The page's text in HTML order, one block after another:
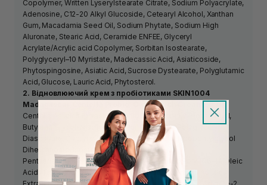
Copolymer, Written Lyserylstearate Citrate, Sodium Polyacrylate,
Adenosine, C12-20 Alkyl Glucoside, Cetearyl Alcohol, Xanthan
Gum, Macadamia Seed Oil, Sodium Phytate, Sodium High
Aluronate, Stearic Acid, Ceramide ENFEE, Glyceryl
Acrylate/Acrylic acid Copolymer, Sorbitan Isostearate,
Polyglyceryl–10 Myristate, Madecassic Acid, Asiaticoside,
Phytospingosine, Asiatic Acid, Sucrose Dystearate, Polyglutamic
Acid, Glucose, Lauric Acid, Phytosterol.
2. Відновлюючий крем з пробіотиками SKIN1004
Madagascar Centella Probio-Cica Enrich Cream 50 мл
Centella Asiatica Extract, Glycerin, Diglycerin, 1,2-Hexanediol,
Butylene Glycol, Niacinamide, Purified Water, Polyglyceryl-3
Diastearate, Caprylic/Caprictriglyceride Acid, Neopentylglycol
Diheptanoate, Isostearyl Іsostearate,
Pentaerisrithyltetraisostearate, Hydrogenated Poly (C6-14 Oleic
Acid), Heptyloundecylenate, Lactobacillus/Centella Asiatica